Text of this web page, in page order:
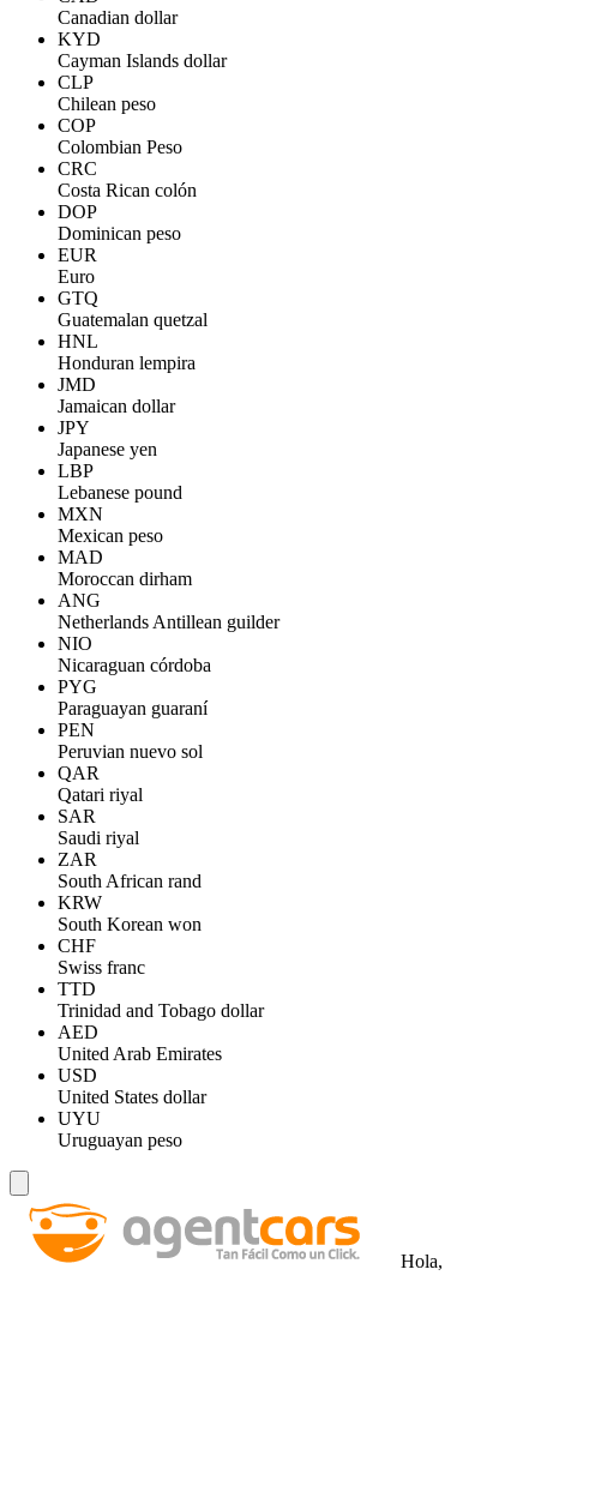
Canadian dollar
KYD
Cayman Islands dollar
CLP
Chilean peso
COP
Colombian Peso
CRC
Costa Rican colón
DOP
Dominican peso
EUR
Euro
GTQ
Guatemalan quetzal
HNL
Honduran lempira
JMD
Jamaican dollar
JPY
Japanese yen
LBP
Lebanese pound
MXN
Mexican peso
MAD
Moroccan dirham
ANG
Netherlands Antillean guilder
NIO
Nicaraguan córdoba
PYG
Paraguayan guaraní
PEN
Peruvian nuevo sol
QAR
Qatari riyal
SAR
Saudi riyal
ZAR
South African rand
KRW
South Korean won
CHF
Swiss franc
TTD
Trinidad and Tobago dollar
AED
United Arab Emirates
USD
United States dollar
UYU
Uruguayan peso
Hola,